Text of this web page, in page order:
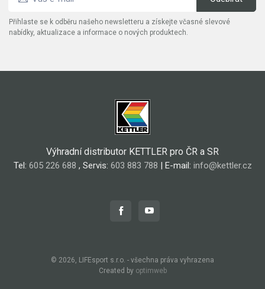
Přihlaste se k odběru našeho newsletteru a získejte včasné slevové
nabídky, aktualizace a informace o nových produktech.
Výhradní distributor KETTLER pro ČR a SR
Tel: 605 226 688 , Servis: 603 883 788 | E-mail: info@kettler.cz
© 2026, LIFEsport s.r.o. - všechna práva vyhrazena
Created by optimweb